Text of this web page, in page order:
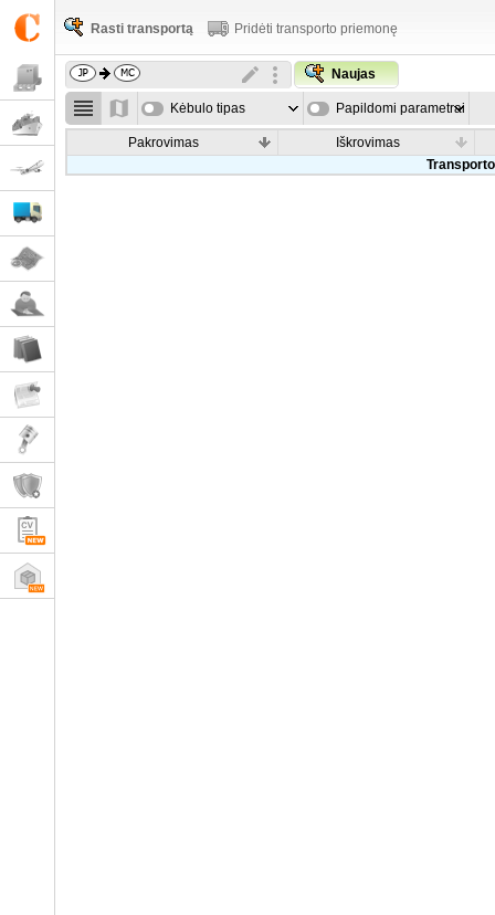
Rasti transportą Pridėti transporto priemonę
Naujas
Kėbulo tipas Papildomi parametrai
Pakrovimas
Iškrovimas